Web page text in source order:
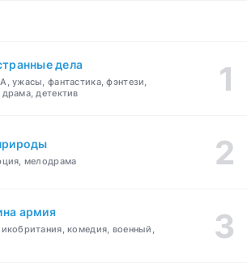
дела
ужасы, фантастика, фэнтези,
детектив
мелодрама
армия
комедия, военный,